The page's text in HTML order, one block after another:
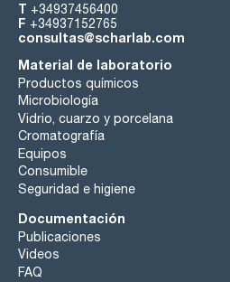
T +34937456400
F +34937152765
consultas@scharlab.com
Material de laboratorio
Productos químicos
Microbiología
Vidrio, cuarzo y porcelana
Cromatografía
Equipos
Consumible
Seguridad e higiene
Documentación
Publicaciones
Videos
FAQ